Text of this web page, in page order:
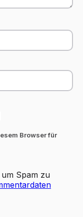
Browser für
Spam zu